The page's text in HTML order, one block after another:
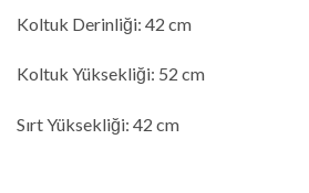
Koltuk Derinliği: 42 cm
Koltuk Yüksekliği: 52 cm
Sırt Yüksekliği: 42 cm